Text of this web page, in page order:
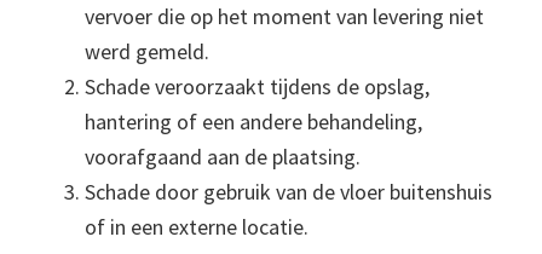
vervoer die op het moment van levering niet
werd gemeld.
Schade veroorzaakt tijdens de opslag,
hantering of een andere behandeling,
voorafgaand aan de plaatsing.
Schade door gebruik van de vloer buitenshuis
of in een externe locatie.